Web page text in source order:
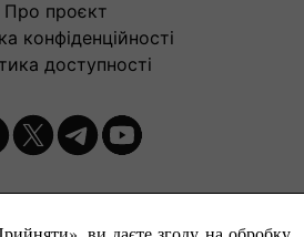
Про проєкт
конфіденційності
доступності